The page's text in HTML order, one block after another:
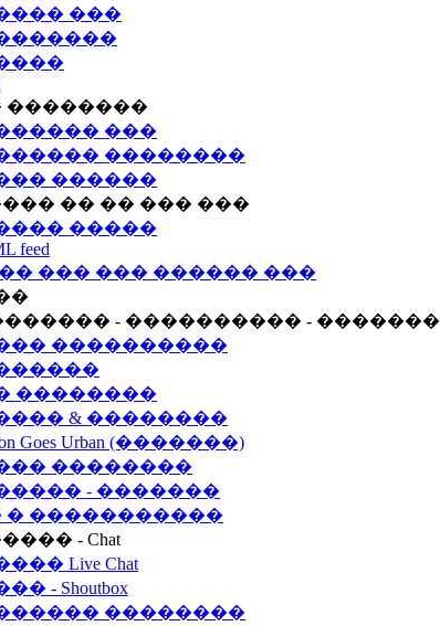
���
��������
���
��������
������
�� �� ��� ���
�����
feed
��� ��� ������ ���
- ���������� - �������
����������
��������
& ��������
Goes Urban (�������)
��������
- �������
� �����������
- Chat
Live Chat
- Shoutbox
��������